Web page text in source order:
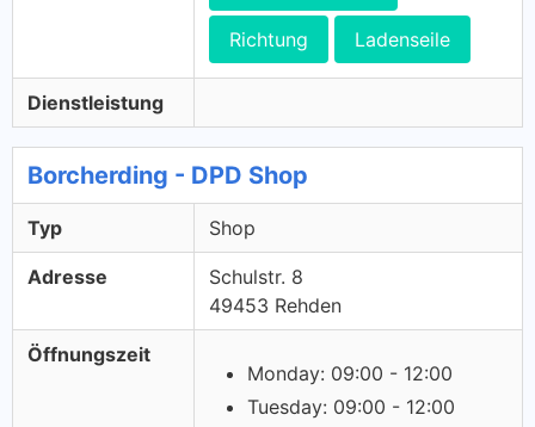
Richtung Ladenseile
Dienstleistung
Borcherding - DPD Shop
Typ Shop
Adresse
Schulstr. 8
49453 Rehden
Öffnungszeit
Monday: 09:00 - 12:00
Tuesday: 09:00 - 12:00